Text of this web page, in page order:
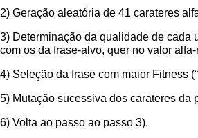
2) Geração aleatória de 41 carateres
3) Determinação da qualidade de cada
com os da frase-alvo, quer no valor
4) Seleção da frase com maior Fitness
5) Mutação sucessiva dos carateres da
6) Volta ao passo ao passo 3).